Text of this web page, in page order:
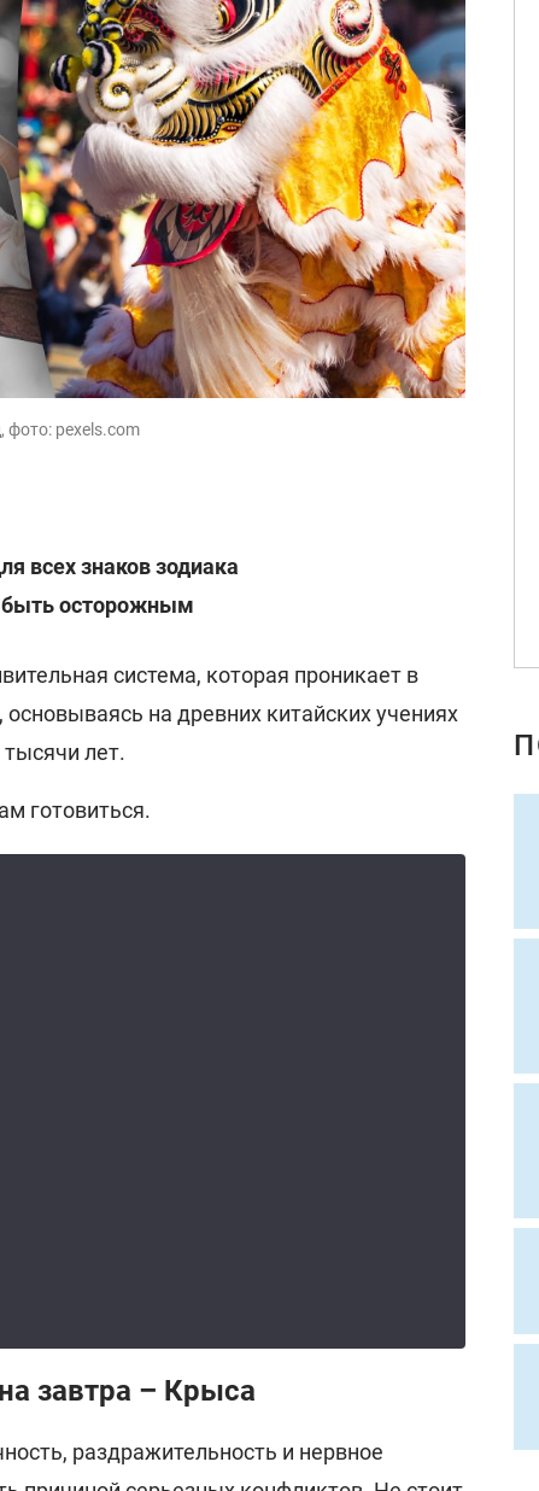
фото: pexels.com
всех знаков зодиака
быть осторожным
система, которая проникает в
на древних китайских учениях
лет.
готовиться.
завтра – Крыса
раздражительность и нервное